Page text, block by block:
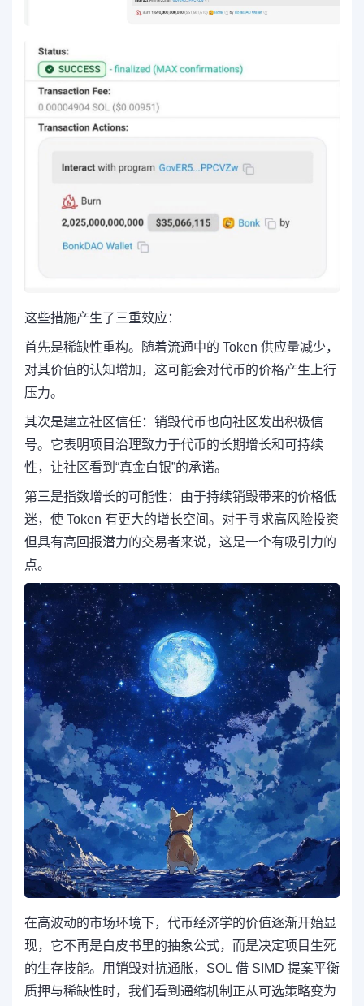
这些措施产生了三重效应：
首先是稀缺性重构。随着流通中的 Token 供应量减少，
对其价值的认知增加，这可能会对代币的价格产生上行
压力。
其次是建立社区信任：销毁代币也向社区发出积极信
号。它表明项目治理致力于代币的长期增长和可持续
性，让社区看到“真金白银”的承诺。
第三是指数增长的可能性：由于持续销毁带来的价格低
迷，使 Token 有更大的增长空间。对于寻求高风险投资
但具有高回报潜力的交易者来说，这是一个有吸引力的
点。
在高波动的市场环境下，代币经济学的价值逐渐开始显
现，它不再是白皮书里的抽象公式，而是决定项目生死
的生存技能。用销毁对抗通胀，SOL 借 SIMD 提案平衡
质押与稀缺性时，我们看到通缩机制正从可选策略变为